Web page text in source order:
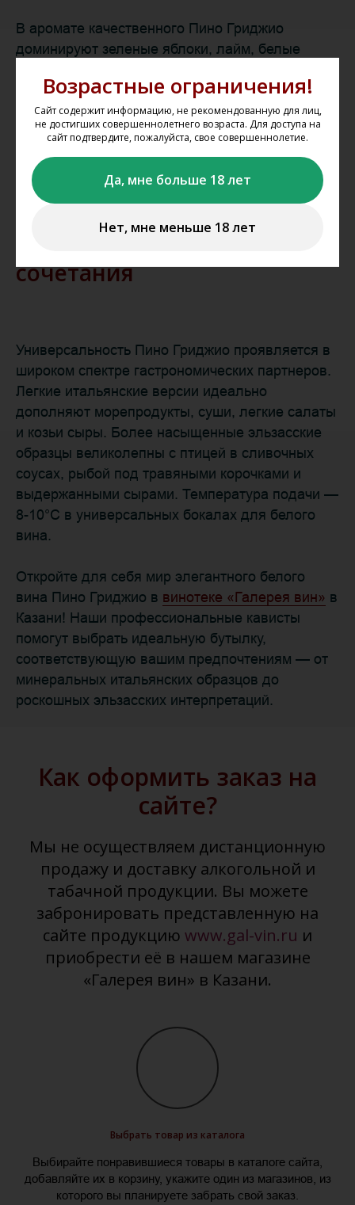
Возрастные ограничения!
Сайт содержит информацию, не рекомендованную для лиц,
не достигших совершеннолетнего возраста. Для доступа на
сайт подтвердите, пожалуйста, свое совершеннолетие.
Да, мне больше 18 лет
Нет, мне меньше 18 лет
В аромате качественного Пино Гриджио
доминируют зеленые яблоки, лайм, белые
проявляться минеральные тона,
напоминающие мокрый камень или морскую
соль. Вкус отличается элегантной свежестью,
текстурой. Финиш обычно средней длины с
фруктово-цитрусовым послевкусием.
сочетания
Универсальность Пино Гриджио проявляется в
широком спектре гастрономических партнеров.
Легкие итальянские версии идеально
дополняют морепродукты, суши, легкие салаты
и козьи сыры. Более насыщенные эльзасские
образцы великолепны с птицей в сливочных
соусах, рыбой под травяными корочками и
выдержанными сырами. Температура подачи —
8-10°C в универсальных бокалах для белого
вина.
Откройте для себя мир элегантного белого
вина Пино Гриджио в винотеке «Галерея вин» в
Казани! Наши профессиональные кависты
помогут выбрать идеальную бутылку,
соответствующую вашим предпочтениям — от
минеральных итальянских образцов до
роскошных эльзасских интерпретаций.
Как оформить заказ на
сайте?
Мы не осуществляем дистанционную
продажу и доставку алкогольной и
табачной продукции. Вы можете
забронировать представленную на
сайте продукцию www.gal-vin.ru и
приобрести её в нашем магазине
«Галерея вин» в Казани.
Выбрать товар из каталога
Выбирайте понравившиеся товары в каталоге сайта,
добавляйте их в корзину, укажите один из магазинов, из
которого вы планируете забрать свой заказ.